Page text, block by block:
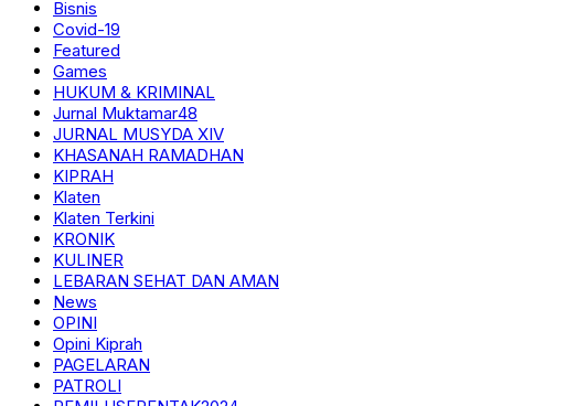
Bisnis
Covid-19
Featured
Games
HUKUM & KRIMINAL
Jurnal Muktamar48
JURNAL MUSYDA XIV
KHASANAH RAMADHAN
KIPRAH
Klaten
Klaten Terkini
KRONIK
KULINER
LEBARAN SEHAT DAN AMAN
News
OPINI
Opini Kiprah
PAGELARAN
PATROLI